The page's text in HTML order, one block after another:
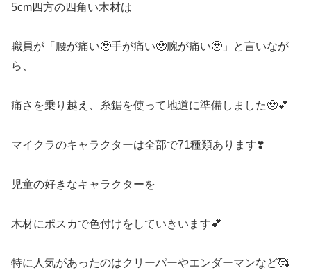
5cm四方の四角い木材は
職員が「腰が痛い🥹手が痛い🥹腕が痛い🥹」と言いなが
ら、
痛さを乗り越え、糸鋸を使って地道に準備しました🥹💕
マイクラのキャラクターは全部で71種類あります❣️
児童の好きなキャラクターを
木材にポスカで色付けをしていきいます💕
特に人気があったのはクリーパーやエンダーマンなど🥰